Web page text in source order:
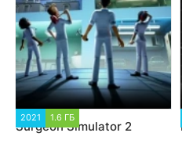
2021 1.6 ГБ
Surgeon Simulator 2